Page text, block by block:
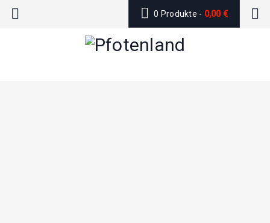
0 Produkte - 0,00€